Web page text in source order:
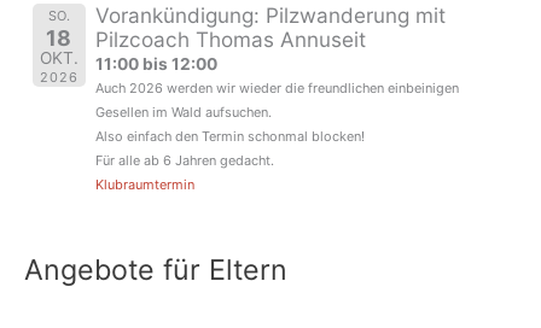
SO.
18
OKT.
2026
Vorankündigung: Pilzwanderung mit
Pilzcoach Thomas Annuseit
11:00 bis 12:00
Auch 2026 werden wir wieder die freundlichen einbeinigen
Gesellen im Wald aufsuchen.
Also einfach den Termin schonmal blocken!
Für alle ab 6 Jahren gedacht.
Klubraumtermin
Angebote für Eltern